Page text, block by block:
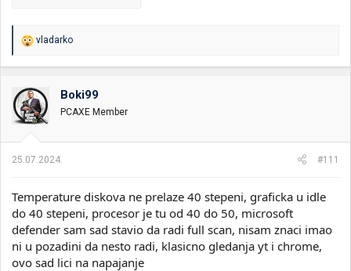
R
a
o
v
a
n
:
vladarko
Boki99
PCAXE Member
25.07.2024. #111
Temperature diskova ne prelaze 40 stepeni, graficka u idle
do 40 stepeni, procesor je tu od 40 do 50, microsoft
defender sam sad stavio da radi full scan, nisam znaci imao
ni u pozadini da nesto radi, klasicno gledanja yt i chrome,
ovo sad lici na napajanje